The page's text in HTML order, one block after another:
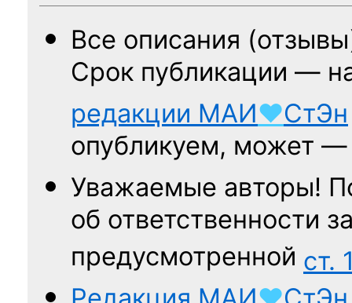
Все описания
Срок публикации —
редакции МАИ♥СтЭн
опубликуем, может
Уважаемые авторы!
об ответственности
предусмотренной ст.